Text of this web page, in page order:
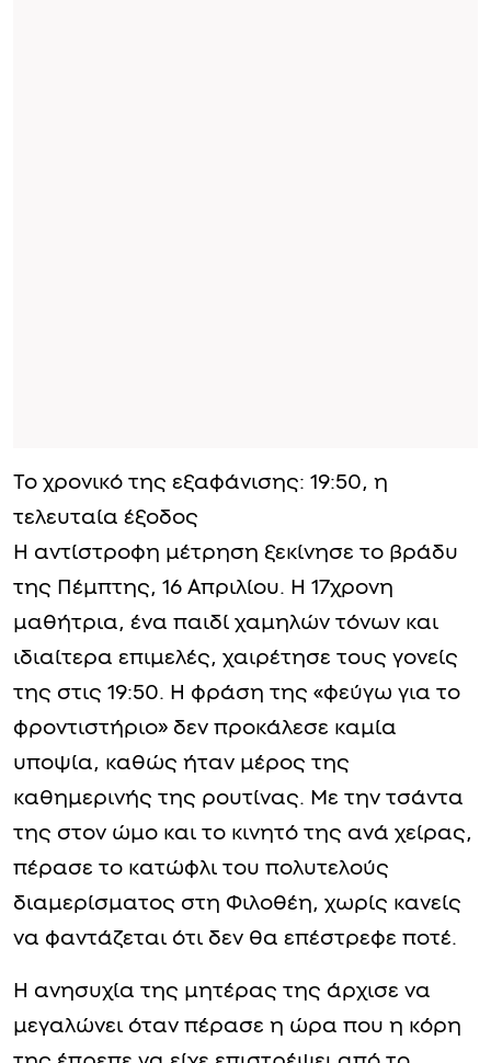
Το χρονικό της εξαφάνισης: 19:50, η
τελευταία έξοδος
Η αντίστροφη μέτρηση ξεκίνησε το βράδυ
της Πέμπτης, 16 Απριλίου. Η 17χρονη
μαθήτρια, ένα παιδί χαμηλών τόνων και
ιδιαίτερα επιμελές, χαιρέτησε τους γονείς
της στις 19:50. Η φράση της «φεύγω για το
φροντιστήριο» δεν προκάλεσε καμία
υποψία, καθώς ήταν μέρος της
καθημερινής της ρουτίνας. Με την τσάντα
της στον ώμο και το κινητό της ανά χείρας,
πέρασε το κατώφλι του πολυτελούς
διαμερίσματος στη Φιλοθέη, χωρίς κανείς
να φαντάζεται ότι δεν θα επέστρεφε ποτέ.
Η ανησυχία της μητέρας της άρχισε να
μεγαλώνει όταν πέρασε η ώρα που η κόρη